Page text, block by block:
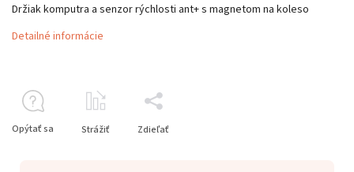
Držiak komputra a senzor rýchlosti ant+ s magnetom na koleso
Detailné informácie
Opýtať sa Strážiť Zdieľať